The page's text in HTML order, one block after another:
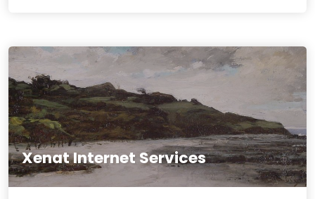
Xenat Internet Services